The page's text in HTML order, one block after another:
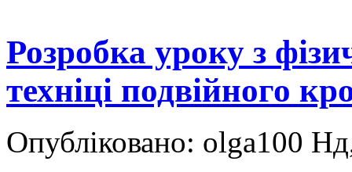
Розробка уроку з
техніці подвійного
Опубліковано: olga100